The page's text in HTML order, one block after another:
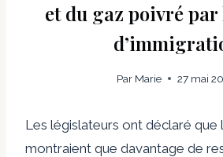
et du gaz poivré par
Par Marie 27 mai
Les législateurs ont déclaré que
montraient que davantage de